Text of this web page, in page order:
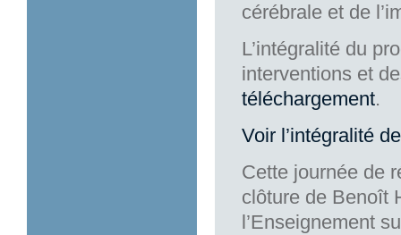
cérébrale et de
L’intégralité du
interventions et
téléchargement.
Voir l’intégralité
Cette journée de
clôture de Benoît
l’Enseignement